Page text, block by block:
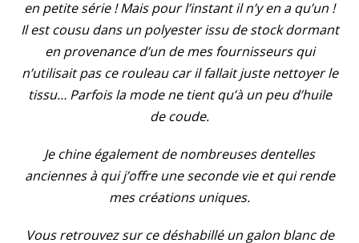
en petite série ! Mais pour l’instant il n’y en a qu’un !
Il est cousu dans un polyester issu de stock dormant
en provenance d’un de mes fournisseurs qui
n’utilisait pas ce rouleau car il fallait juste nettoyer le
tissu… Parfois la mode ne tient qu’à un peu d’huile
de coude.
Je chine également de nombreuses dentelles
anciennes à qui j’offre une seconde vie et qui rende
mes créations uniques.
Vous retrouvez sur ce déshabillé un galon blanc de